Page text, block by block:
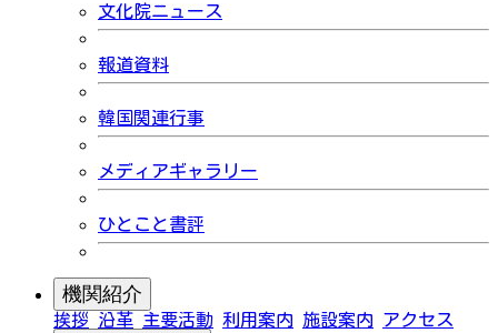
文化院ニュース
報道資料
韓国関連行事
メディアギャラリー
ひとこと書評
機関紹介
挨拶 沿革 主要活動 利用案内 施設案内 アクセス